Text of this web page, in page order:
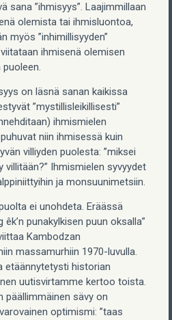
sana ”ihmisyys”. Laajimmillaan
olemista tai ihmisluontoa,
myös ”inhimillisyyden”
ihmisenä olemisen
on läsnä sanan kaikissa
”mystillisleikillisesti”
ihmismielen
niin ihmisessä kuin
villiyden puolesta: ”miksei
villitään?” Ihmismielen syvyydet
ja monsuunimetsiin.
ei unohdeta. Eräässä
punakylkisen puun oksalla”
Kambodzan
massamurhiin 1970-luvulla.
etäännytetysti historian
uutisvirtamme kertoo toista.
päällimmäinen sävy on
optimismi: ”taas